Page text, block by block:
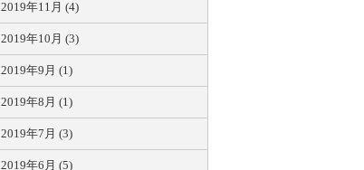
2019年11月 (4)
2019年10月 (3)
2019年9月 (1)
2019年8月 (1)
2019年7月 (3)
2019年6月 (5)